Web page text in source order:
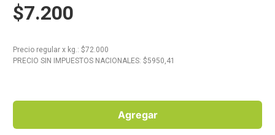
$7.200
Precio regular x kg. : $72.000
PRECIO SIN IMPUESTOS NACIONALES: $5950,41
Agregar
Juguetes
. Carne